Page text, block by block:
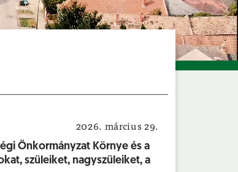
Helyi hírek
2026. március 29.
Önkormányzat Környe és a
szüleiket, nagyszüleiket, a